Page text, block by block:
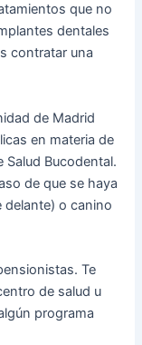
que no
dentales
contratar una
de Madrid
en materia de
Salud Bucodental.
de que se haya
o canino
Te
de salud u
programa